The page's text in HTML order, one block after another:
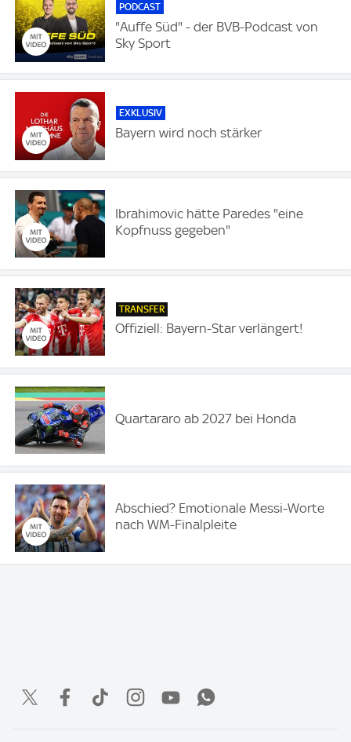
PODCAST
"Auffe Süd" - der BVB-Podcast von
Sky Sport
EXKLUSIV
Bayern wird noch stärker
Ibrahimovic hätte Paredes "eine
Kopfnuss gegeben"
TRANSFER
Offiziell: Bayern-Star verlängert!
Quartararo ab 2027 bei Honda
Abschied? Emotionale Messi-Worte
nach WM-Finalpleite